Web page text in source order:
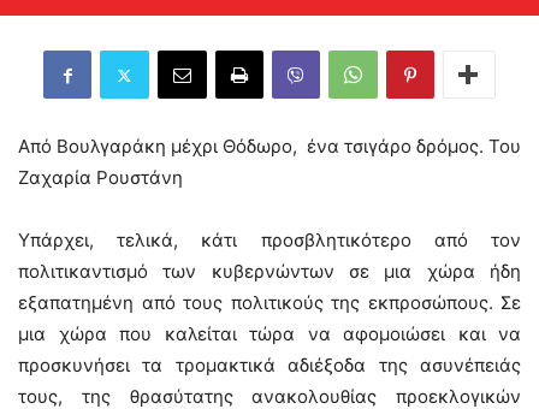
Από Βουλγαράκη μέχρι Θόδωρo, ένα τσιγάρο δρόμος. Του
Ζαχαρία Ρουστάνη
Υπάρχει, τελικά, κάτι προσβλητικότερο από τον
πολιτικαντισμό των κυβερνώντων σε μια χώρα ήδη
εξαπατημένη από τους πολιτικούς της εκπροσώπους. Σε
μια χώρα που καλείται τώρα να αφομοιώσει και να
προσκυνήσει τα τρομακτικά αδιέξοδα της ασυνέπειάς
τους, της θρασύτατης ανακολουθίας προεκλογικών